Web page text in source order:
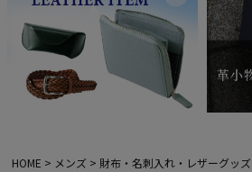
HOME メンズ
財布・名刺入れ・レザーグッズ